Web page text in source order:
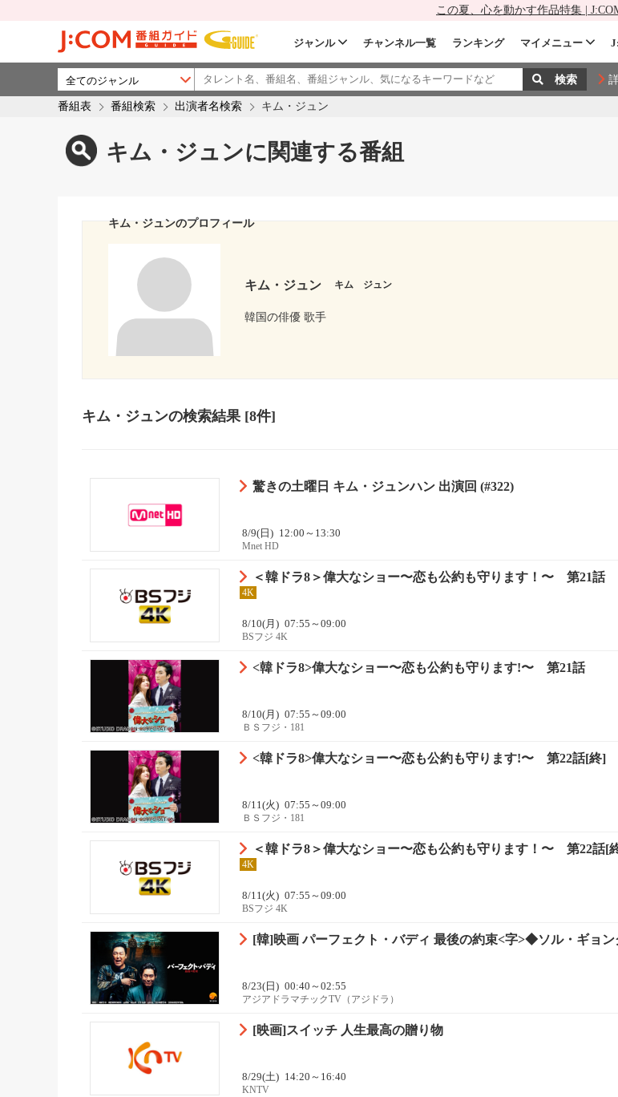
この夏、心を動かす作品特集 |
ジャンル チャンネル一覧 ランキング マイメニュー
番組表 番組検索 出演者名検索 キム・ジュン
キム・ジュンに関連する番組
キム・ジュンのプロフィール
キム・ジュン キム ジュン
韓国の俳優 歌手
キム・ジュンの検索結果[8件]
驚きの土曜日 キム・ジュンハン 出演回 (#322)
8/9(日) 12:00～13:30
Mnet HD
＜韓ドラ8＞偉大なショー〜恋も公約も守ります！〜 第21話
4K
8/10(月) 07:55～09:00
BSフジ 4K
<韓ドラ8>偉大なショー〜恋も公約も守ります!〜 第21話
8/10(月) 07:55～09:00
ＢＳフジ・181
<韓ドラ8>偉大なショー〜恋も公約も守ります!〜 第22話[終]
8/11(火) 07:55～09:00
ＢＳフジ・181
＜韓ドラ8＞偉大なショー〜恋も公約も守ります！〜 第22話[
4K
8/11(火) 07:55～09:00
BSフジ 4K
[韓]映画 パーフェクト・バディ 最後の約束<字>◆ソル・ギョン
8/23(日) 00:40～02:55
アジアドラマチックTV（アジドラ）
[映画]スイッチ 人生最高の贈り物
8/29(土) 14:20～16:40
KNTV